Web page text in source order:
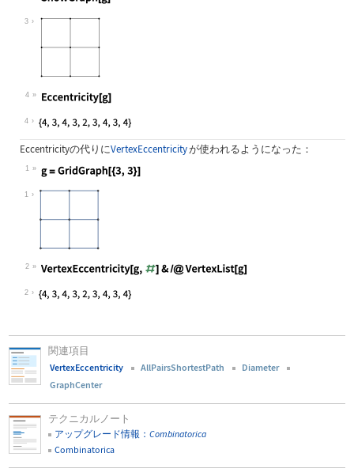
Wolfram Language code:
3
4
Wolfram Language code:Eccentricity[g]
4
Eccentricityの代りにVertexEccentricityが使われるようになった：
1
Wolfram Language code:
1
2
Wolfram Language code:VertexEccentricity[g, #]& /@
2
関連項目
VertexEccentricity AllPairsShortestPath
Diameter
GraphCenter
テクニカルノート
アップグレード情報：Combinatorica
Combinatorica